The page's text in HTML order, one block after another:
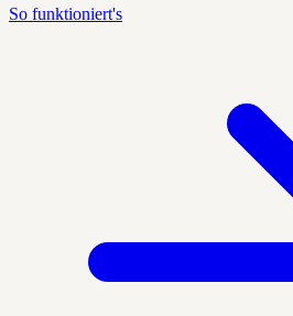
So funktioniert's